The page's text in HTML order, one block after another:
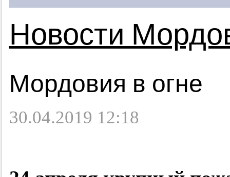
Новости
Мордовия в огне
30.04.2019 12:18